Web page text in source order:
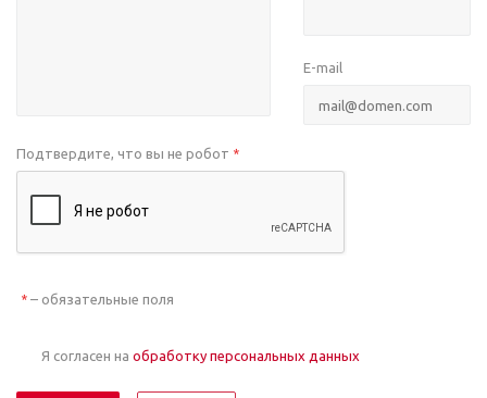
E-mail
Подтвердите, что вы не робот *
* – обязательные поля
Я согласен на обработку персональных данных